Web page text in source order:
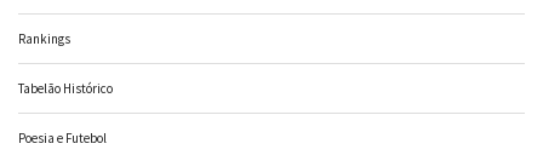
Rankings
Tabelão Histórico
Poesia e Futebol